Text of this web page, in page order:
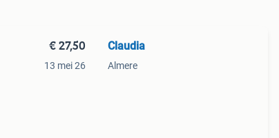
€ 27,50
13 mei 26
Claudia
Almere